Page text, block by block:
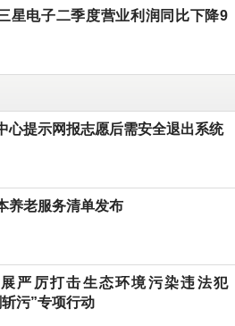
星电子二季度营业利润同比下降9
心提示网报志愿后需安全退出系统
养老服务清单发布
严厉打击生态环境污染违法犯
污”专项行动